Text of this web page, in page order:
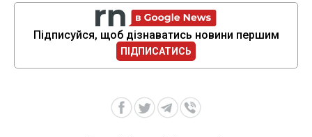
Підписуйся, щоб дізнаватись новини першим
ПІДПИСАТИСЬ